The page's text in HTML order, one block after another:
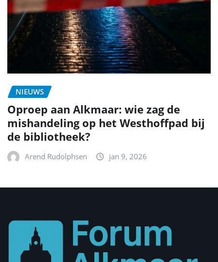
NIEUWS
Oproep aan Alkmaar: wie zag de
mishandeling op het Westhoffpad bij
de bibliotheek?
Arend Rudolphsen jan 9, 2026